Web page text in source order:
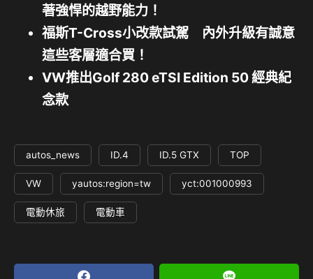
著強悍的越野能力！
福斯T-Cross小改款試駕 內外升級有誠意
這些客層適合買！
VW推出Golf 280 eTSI Edition 50 經典紀
念款
autos_news ID.4 ID.5 GTX TOP
VW yautos:region=tw yct:001000993
電動休旅 電動車